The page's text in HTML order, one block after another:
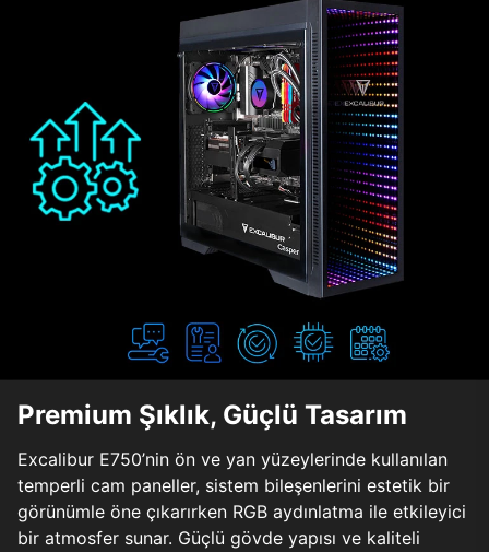
Premium Şıklık, Güçlü Tasarım
Excalibur E750’nin ön ve yan yüzeylerinde kullanılan
temperli cam paneller, sistem bileşenlerini estetik bir
görünümle öne çıkarırken RGB aydınlatma ile etkileyici
bir atmosfer sunar. Güçlü gövde yapısı ve kaliteli